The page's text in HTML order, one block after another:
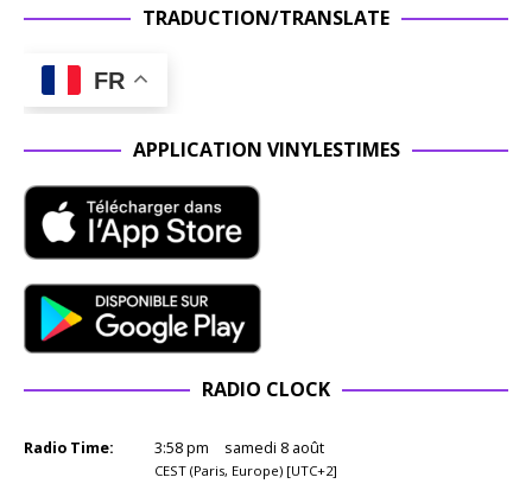
TRADUCTION/TRANSLATE
FR
APPLICATION VINYLESTIMES
RADIO CLOCK
Radio Time: 3:58pm samedi 8 août
CEST (Paris, Europe) [UTC+2]